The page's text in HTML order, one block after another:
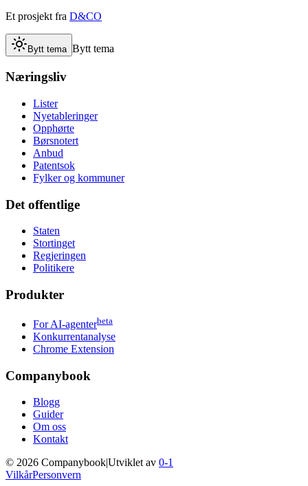
Et prosjekt fra D&CO
Bytt tema Bytt tema
Næringsliv
Lister
Nyetableringer
Opphørte
Børsnotert
Anbud
Patentsok
Fylker og kommuner
Det offentlige
Staten
Stortinget
Regjeringen
Politikere
Produkter
For AI-agenterbeta
Konkurrentanalyse
Chrome Extension
Companybook
Blogg
Guider
Om oss
Kontakt
© 2026 CompanybookUtviklet av 0-1
VilkårPersonvern